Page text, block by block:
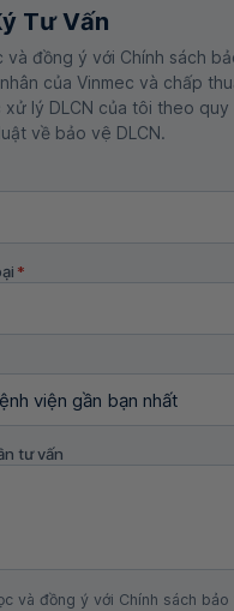
Tư Vấn
và đồng ý với Chính sách
của Vinmec và chấp
xử lý DLCN của tôi theo quy
về bảo vệ DLCN.
*
tư vấn
và đồng ý với Chính sách